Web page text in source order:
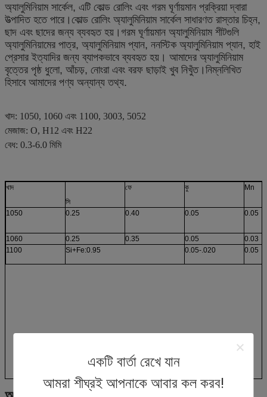
একটি বার্তা রেখে যান
আমরা শীঘ্রই আপনাকে আবার কল করব!
অ্যালুমিনিয়াম সার্কেল, এটি কোল্ড রোলিং এবং গরম ঘূর্ণায়মান প্রক্রিয়া দ্বারা
উত্পাদিত হতে পারে।কোল্ড রোলিং অ্যালুমিনিয়াম সার্কেল সাধারণত রাস্তার চিহ্ন,
ছাদ এবং ছাদের জন্য ব্যবহৃত হয়।গরম ঘূর্ণায়মান অ্যালুমিনিয়াম শীটগুলি
অ্যালুমিনিয়ামের পাত্র, অ্যালুমিনিয়াম প্যান, ননস্টিক অ্যালুমিনিয়াম প্যান, হাই
প্রেসার ইত্যাদির জন্য ব্যাপকভাবে ব্যবহৃত হয়। আমাদের অ্যালুমিনিয়াম
বৃত্তের পৃষ্ঠ ধুলো, আঁচড়, নোংরা এবং বরফ ছাড়াই খুব নিখুঁত।নিম্নলিখিত
হিসাবে আমাদের পণ্য অন্যান্য তথ্য.
খাদ: 1050, 1060 এবং 1100, 3003, 5052
মেজাজ: O, H12 এবং H22
বেধ: 0.3-6.0 মিমি
খাদ
সি
ফে কু Mn
1050 0.25 0.40 0.05 0.05
1060 0.25 0.35 0.05
0.03
1100
Si+Fe:0.95 0.05-.020 0.05